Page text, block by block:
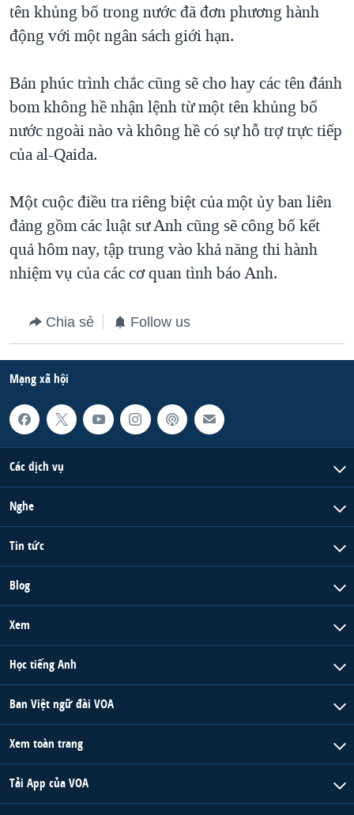
THƯỢNG ĐỈNH TRUMP-KIM TẠI VIỆT NAM
TRỊNH VĨNH BÌNH VS. CHÍNH PHỦ VIỆT NAM
BÊN KIA QUỐC LỘ: TIẾNG VỌNG TỪ NÔNG THÔN MỸ
QUAN HỆ VIỆT MỸ
tên khủng bố trong nước đã đơn phương hành
động với một ngân sách giới hạn.
Bản phúc trình chắc cũng sẽ cho hay các tên đánh
bom không hề nhận lệnh từ một tên khủng bố
nước ngoài nào và không hề có sự hỗ trợ trực tiếp
của al-Qaida.
Một cuộc điều tra riêng biệt của một ủy ban liên
đảng gồm các luật sư Anh cũng sẽ công bố kết
quả hôm nay, tập trung vào khả năng thi hành
nhiệm vụ của các cơ quan tình báo Anh.
Chia sẻ Follow us
Mạng xã hội
Các dịch vụ
Nghe
Tin tức
Blog
Xem
Học tiếng Anh
Ban Việt ngữ đài VOA
Xem toàn trang
Tải App của VOA